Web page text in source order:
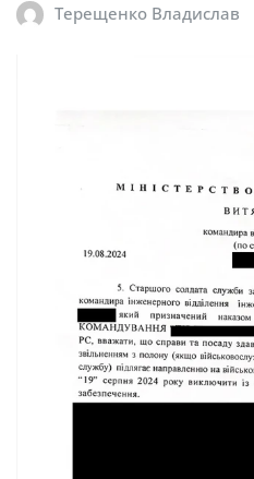
Терещенко Владислав